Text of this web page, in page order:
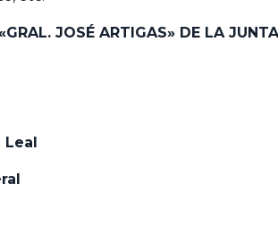
JOSÉ ARTIGAS» DE LA
Leal